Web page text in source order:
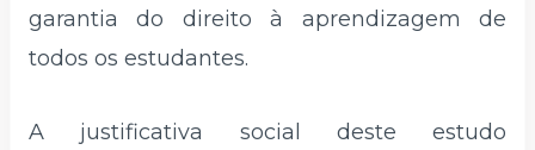
garantia do direito à aprendizagem de
todos os estudantes.
A justificativa social deste estudo